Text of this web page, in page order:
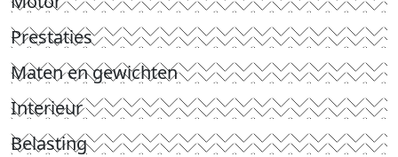
Prestaties
Maten en gewichten
Interieur
Belasting